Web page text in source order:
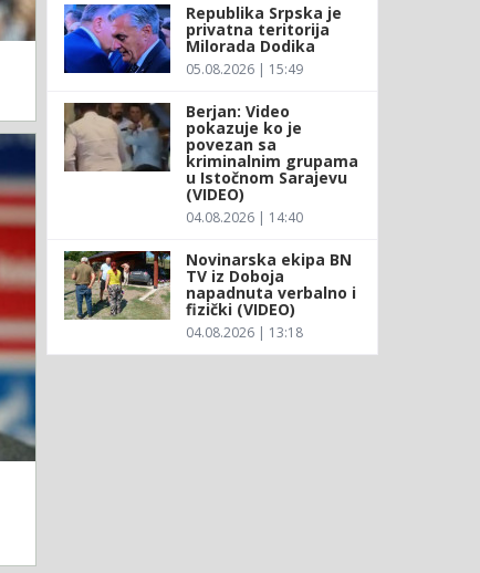
Republika Srpska je
privatna teritorija
Milorada Dodika
05.08.2026 | 15:49
Berjan: Video
pokazuje ko je
povezan sa
kriminalnim grupama
u Istočnom Sarajevu
(VIDEO)
04.08.2026 | 14:40
Novinarska ekipa BN
TV iz Doboja
napadnuta verbalno i
fizički (VIDEO)
04.08.2026 | 13:18